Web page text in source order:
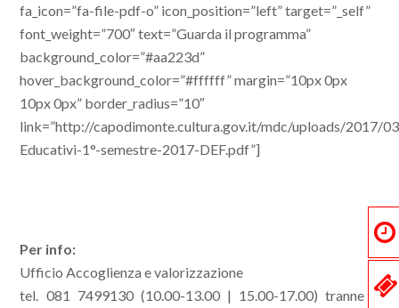
fa_icon=”fa-file-pdf-o” icon_position=”left” target=”_self”
font_weight=”700″ text=”Guarda il programma”
background_color=”#aa223d”
hover_background_color=”#ffffff” margin=”10px 0px
10px 0px” border_radius=”10″
link=”http://capodimonte.cultura.gov.it/mdc/uploads/2017/
Educativi-1°-semestre-2017-DEF.pdf”]
Per info:
Ufficio Accoglienza e valorizzazione
tel. 081 7499130 (10.00-13.00 | 15.00-17.00) tranne il